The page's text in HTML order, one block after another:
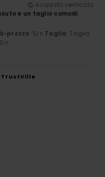
Acquisto verificato
e un taglio comodi
prezzo: 5/5 Taglia: Taglia
/5
TrustVille